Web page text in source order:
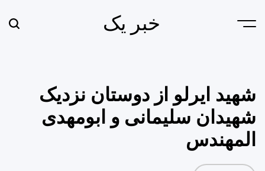
Menu خبر یک
شهید ایرلو از دوستان نزدیک
شهیدان سلیمانی و ابومهدی
المهندس